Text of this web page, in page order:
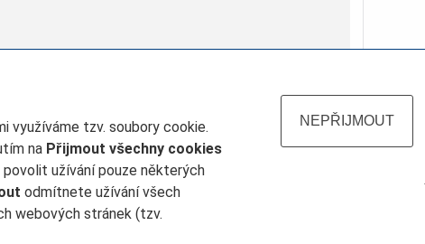
Železničář číslo
využíváme tzv. soubory cookie.
na Přijmout všechny cookies
užívání pouze některých
odmítnete užívání všech
webových stránek (tzv.
NEPŘIJMOUT